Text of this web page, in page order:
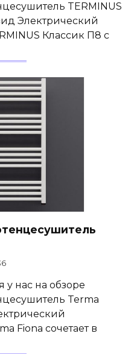
TERMINUS
Электрический
Классик П8 с
у нас на обзоре
Terma
Fiona сочетает в